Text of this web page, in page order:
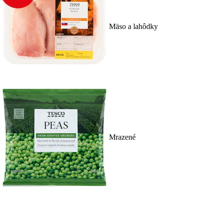
Mäso a lahôdky
Mrazené